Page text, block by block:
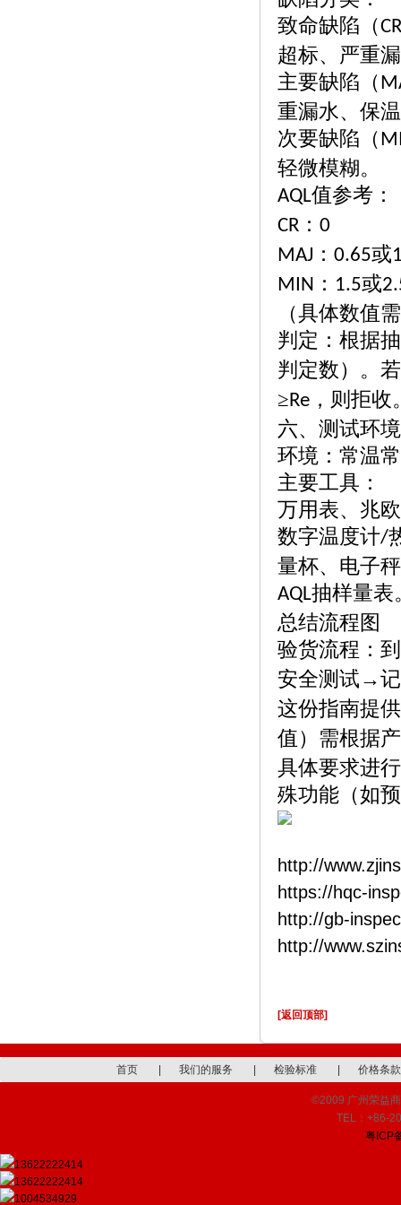
致命缺陷（CR
超标、严重
主要缺陷（
重漏水、保
次要缺陷（
轻微模糊。
AQL值参考：
CR ： 0
MAJ ： 0.65或
MIN ： 1.5或
（具体数值
判定：根据
判定数）。
≥Re ，则拒收
六、测试环
环境：常温
主要工具：
万用表、兆
数字温度计/
量杯、电子
AQL抽样量表
总结流程图
验货流程：
安全测试→
这份指南提
值）需根据
具体要求进
殊功能（如
http://
https://hqc-
http://gb-
http://
[返回顶部]
首页 我们的服务 检验标准 价格条款
©2009 广州荣益
TEL：+86-
粤ICP
13622222414
13622222414
1004534929